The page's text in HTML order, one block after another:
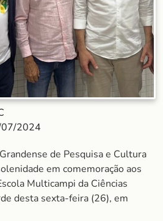
2024
de Pesquisa e Cultura
em comemoração aos
Multicampi da Ciências
desta sexta-feira (26), em